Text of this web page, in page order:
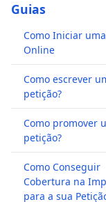
Guias
Como Iniciar
Online
Como escrever
petição?
Como promover
petição?
Como Conseguir
Cobertura na
para a sua